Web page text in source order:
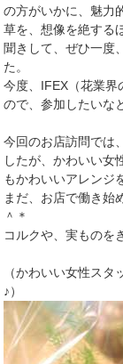
の方がいかに、魅力
草を、想像を絶する
聞きして、ぜひ一度
た。
今度、IFEX（花業
ので、参加したいな
今回のお店訪問では
したが、かわいい女
もかわいいアレンジ
まだ、お店で働き
＾＊
コルクや、実ものを
（かわいい女性ス
♪）